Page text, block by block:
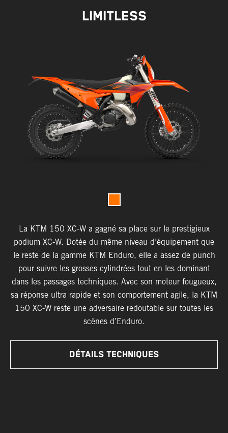
LIMITLESS
La KTM 150 XC-W a gagné sa place sur le prestigieux
podium XC-W. Dotée du même niveau d’équipement que
le reste de la gamme KTM Enduro, elle a assez de punch
pour suivre les grosses cylindrées tout en les dominant
dans les passages techniques. Avec son moteur fougueux,
sa réponse ultra rapide et son comportement agile, la KTM
150 XC-W reste une adversaire redoutable sur toutes les
scènes d’Enduro.
DÉTAILS TECHNIQUES